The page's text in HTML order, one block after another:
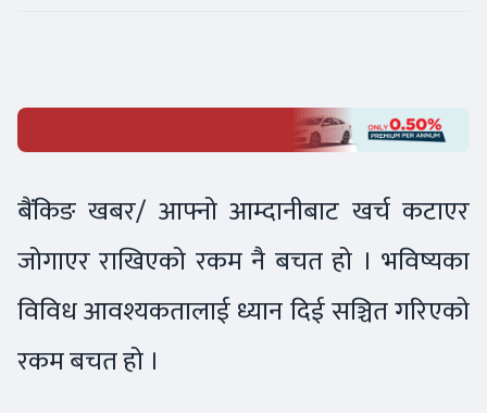
बैंकिङ खबर/ आफ्नो आम्दानीबाट खर्च कटाएर
जोगाएर राखिएको रकम नै बचत हो । भविष्यका
विविध आवश्यकतालाई ध्यान दिई सञ्चित गरिएको
रकम बचत हो ।